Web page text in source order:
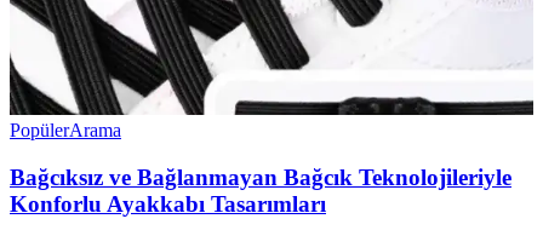
PopülerArama
Bağcıksız ve Bağlanmayan Bağcık Teknolojileriyle
Konforlu Ayakkabı Tasarımları